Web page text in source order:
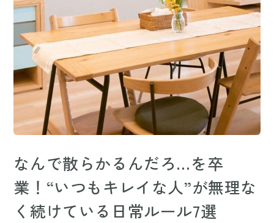
なんで散らかるんだろ…を卒
業！“いつもキレイな人”が無理な
く続けている日常ルール7選